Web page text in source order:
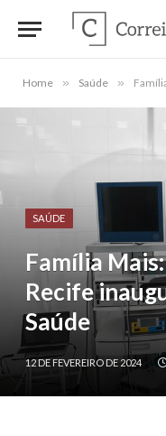
Home » Saúde » Família
SAÚDE
Família
Recife
Saúde
12 DE FEVEREIRO DE 2024